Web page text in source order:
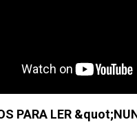
PARA LER